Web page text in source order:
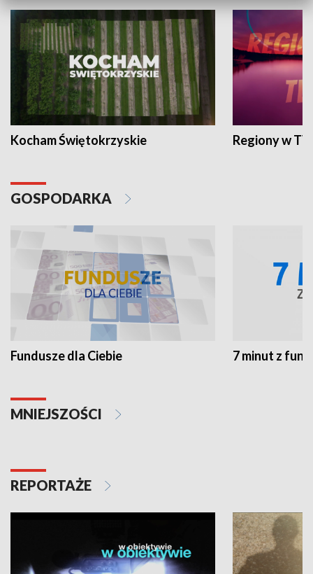
Kocham Świętokrzyskie Regiony w
GOSPODARKA
Fundusze dla Ciebie 7 minut z
MNIEJSZOŚCI
REPORTAŻE